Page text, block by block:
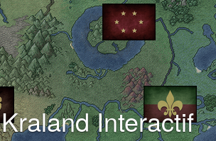
Kraland Interactif